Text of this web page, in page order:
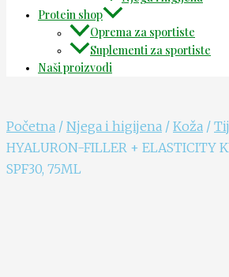
Protein shop
Oprema za sportiste
Suplementi za sportiste
Naši proizvodi
Početna / Njega i higijena / Koža /
HYALURON-FILLER + ELASTICITY
SPF30, 75ML